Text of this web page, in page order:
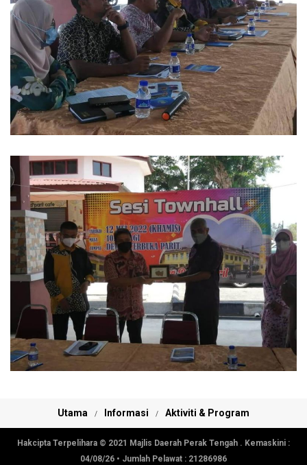
Utama Informasi Aktiviti & Program
Hakcipta Terpelihara © 2021 Majlis Daerah Perak Tengah . Kemaskini :
04/08/26 • Jumlah Pelawat : 21286986